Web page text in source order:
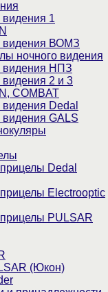
1
видения ВОМЗ
ночного видения
видения НПЗ
2 и 3
COMBAT
Dedal
GALS
Dedal
Electrooptic
PULSAR
(Юкон)